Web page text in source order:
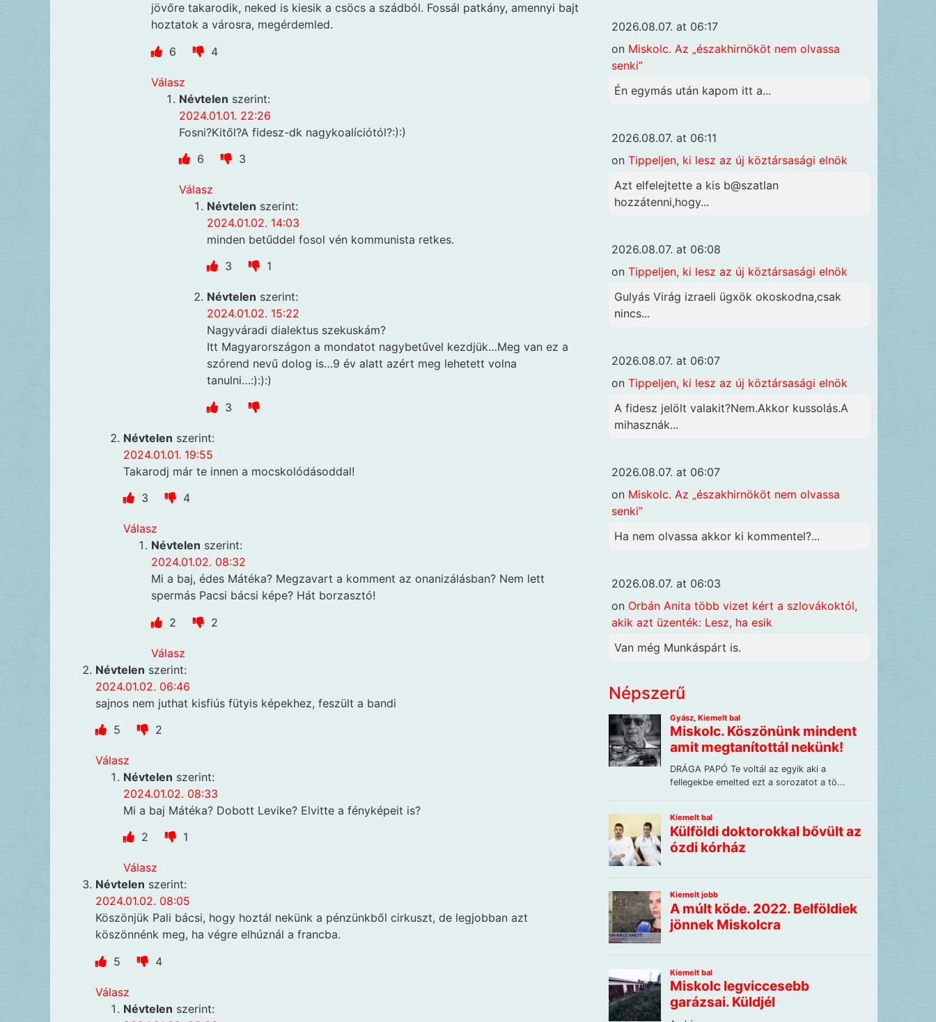
jövőre takarodik, neked is kiesik a csöcs a szádból. Fossál patkány, amennyi bajt
hoztatok a városra, megérdemled.
6
4
Válasz
Névtelen szerint:
2024.01.01. 22:26
Fosni?Kitől?A fidesz-dk nagykoalíciótól?:):)
6
3
Válasz
Névtelen szerint:
2024.01.02. 14:03
minden betűddel fosol vén kommunista retkes.
3
1
Névtelen szerint:
2024.01.02. 15:22
Nagyváradi dialektus szekuskám?
Itt Magyarországon a mondatot nagybetűvel kezdjük…Meg van ez a
szórend nevű dolog is…9 év alatt azért meg lehetett volna
tanulni…:):):)
3
Névtelen szerint:
2024.01.01. 19:55
Takarodj már te innen a mocskolódásoddal!
3
4
Válasz
Névtelen szerint:
2024.01.02. 08:32
Mi a baj, édes Mátéka? Megzavart a komment az onanizálásban? Nem lett
spermás Pacsi bácsi képe? Hát borzasztó!
2
2
Válasz
Névtelen szerint:
2024.01.02. 06:46
sajnos nem juthat kisfiús fütyis képekhez, feszült a bandi
5
2
Válasz
Névtelen szerint:
2024.01.02. 08:33
Mi a baj Mátéka? Dobott Levike? Elvitte a fényképeit is?
2
1
Válasz
Névtelen szerint:
2024.01.02. 08:05
Köszönjük Pali bácsi, hogy hoztál nekünk a pénzünkből cirkuszt, de legjobban azt
köszönnénk meg, ha végre elhúznál a francba.
5
4
Válasz
Névtelen szerint:
2026.08.07. at 06:17
on Miskolc. Az „északhirnököt nem olvassa
senki”
Én egymás után kapom itt a...
2026.08.07. at 06:11
on Tippeljen, ki lesz az új köztársasági elnök
Azt elfelejtette a kis b@szatlan
hozzátenni,hogy...
2026.08.07. at 06:08
on Tippeljen, ki lesz az új köztársasági elnök
Gulyás Virág izraeli ügxök okoskodna,csak
nincs...
2026.08.07. at 06:07
on Tippeljen, ki lesz az új köztársasági elnök
A fidesz jelölt valakit?Nem.Akkor kussolás.A
mihasznák...
2026.08.07. at 06:07
on Miskolc. Az „északhirnököt nem olvassa
senki”
Ha nem olvassa akkor ki kommentel?...
2026.08.07. at 06:03
on Orbán Anita több vizet kért a szlovákoktól,
akik azt üzenték: Lesz, ha esik
Van még Munkáspárt is.
Népszerű